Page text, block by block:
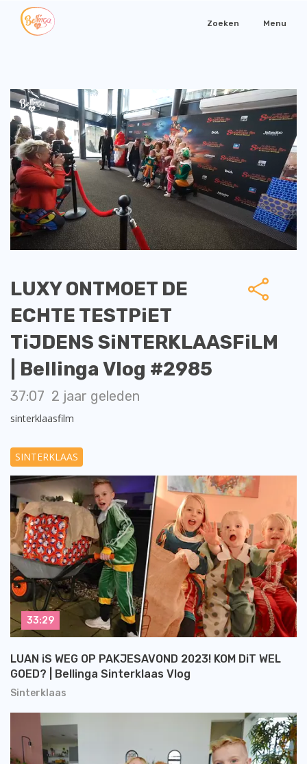
Zoeken Menu
LUXY ONTMOET DE
ECHTE TESTPiET
TiJDENS SiNTERKLAASFiLM
| Bellinga Vlog #2985
37:07 2 jaar geleden
sinterklaasfilm
SINTERKLAAS
Sinterklaas
LUAN iS WEG OP PAKJESAVOND 2023! KOM DiT WEL
GOED? | Bellinga Sinterklaas Vlog
33:29